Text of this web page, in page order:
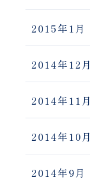
2015年1月
2014年12月
2014年11月
2014年10月
2014年9月